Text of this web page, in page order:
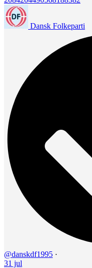
Dansk Folkeparti
@danskdf1995 ·
31 jul